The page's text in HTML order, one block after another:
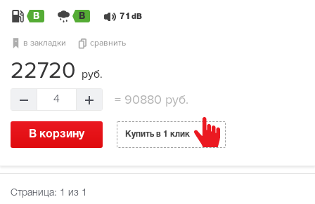
B B 71 dB
в закладки сравнить
22720 руб.
4 = 90880 руб.
В корзину Купить в 1 клик
Страница: 1 из 1